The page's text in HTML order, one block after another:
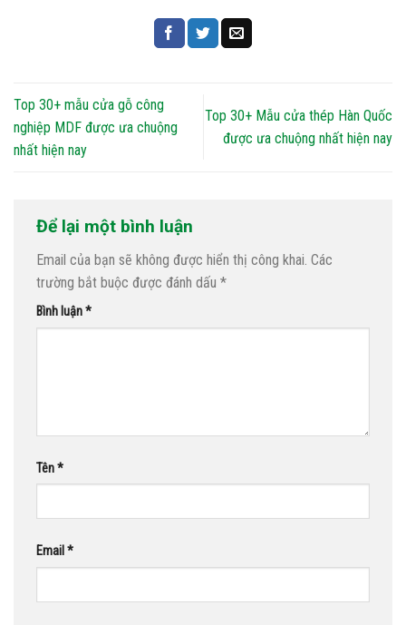
Top 30+ mẫu cửa gỗ công
nghiệp MDF được ưa chuộng
nhất hiện nay
Top 30+ Mẫu cửa thép Hàn Quốc
được ưa chuộng nhất hiện nay
Để lại một bình luận
Email của bạn sẽ không được hiển thị công khai. Các
trường bắt buộc được đánh dấu *
Bình luận*
Tên*
Email *